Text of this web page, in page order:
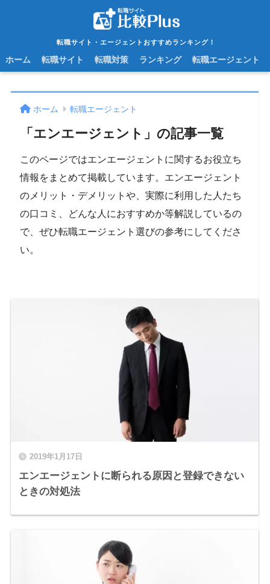
転職サイト・エージェントおすすめランキング！
ホーム 転職サイト 転職対策 ランキング 転職エージェント
ホーム 転職エージェント
「エンエージェント」の記事一覧
このページではエンエージェントに関するお役立ち
情報をまとめて掲載しています。エンエージェント
のメリット・デメリットや、実際に利用した人たち
の口コミ、どんな人におすすめか等解説しているの
で、ぜひ転職エージェント選びの参考にしてくださ
い。
2019年1月17日
エンエージェントに断られる原因と登録できない
ときの対処法